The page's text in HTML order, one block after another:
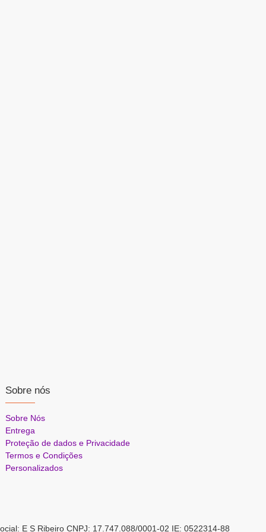
Sobre nós
Sobre Nós
Entrega
Proteção de dados e Privacidade
Termos e Condições
Personalizados
E S Ribeiro CNPJ: 17.747.088/0001-02 IE: 0522314-88